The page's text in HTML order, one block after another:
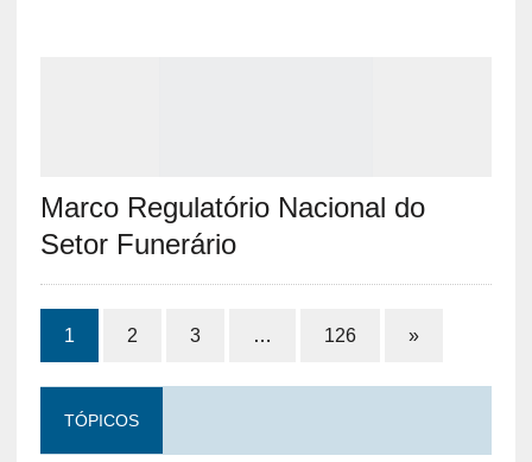
Marco Regulatório Nacional do
Setor Funerário
1 2 3 … 126 »
TÓPICOS